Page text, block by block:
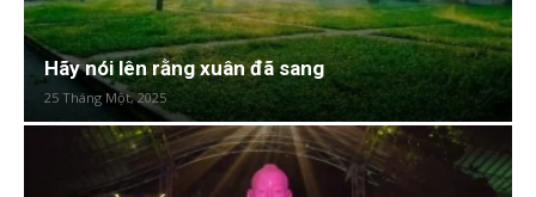
Hãy nói lên rằng xuân đã sang
25 Tháng Một, 2025